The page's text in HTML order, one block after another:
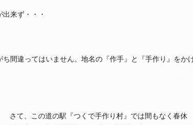
来ず・・・
間違ってはいません。地名の『作手』と『手作り』をか
さて、この道の駅『つくで手作り村』では間もなく春休